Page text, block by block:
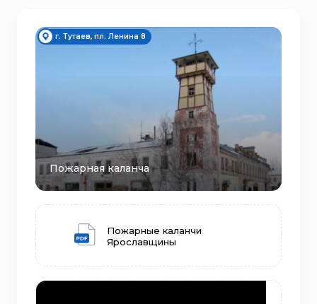
г. Тутаев, пл. Ленина 8
Пожарная каланча
Пожарные каланчи
Ярославщины